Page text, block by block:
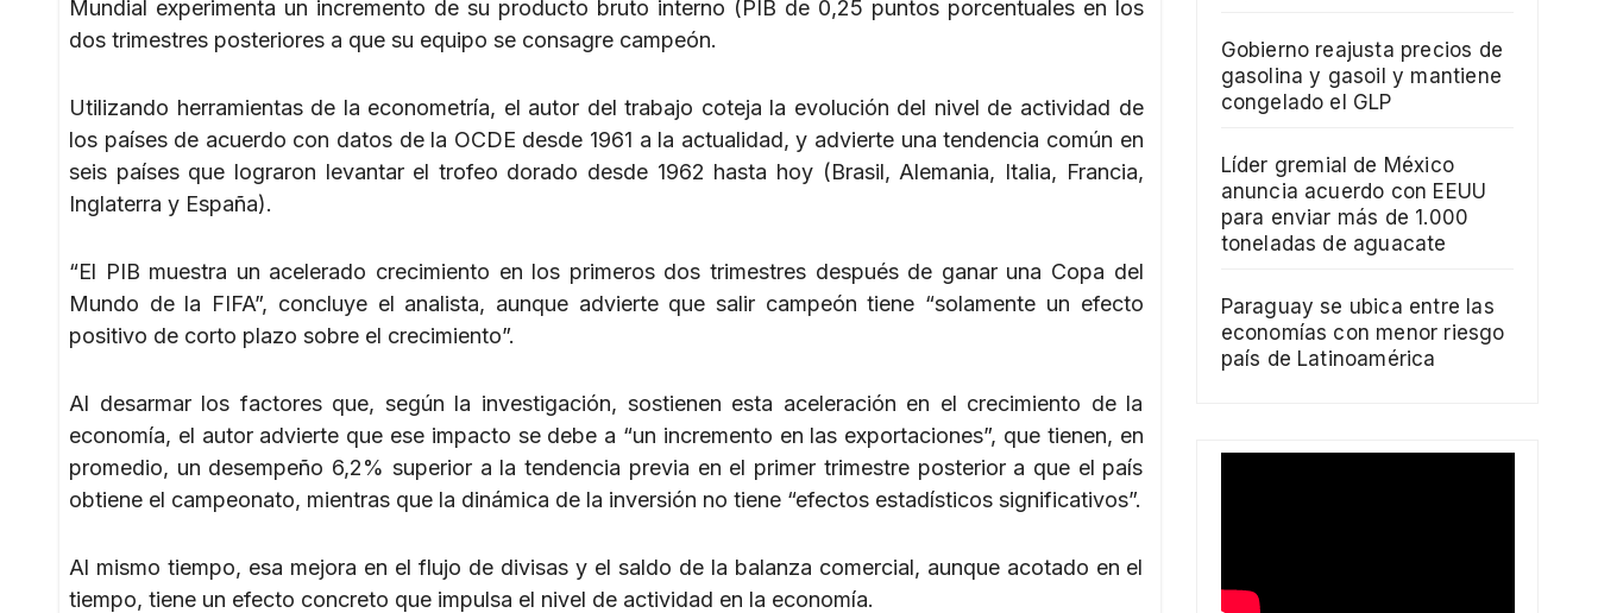
Mundial experimenta un incremento de su producto bruto interno (PIB de 0,25 puntos porcentuales en los
dos trimestres posteriores a que su equipo se consagre campeón.
Utilizando herramientas de la econometría, el autor del trabajo coteja la evolución del nivel de actividad de
los países de acuerdo con datos de la OCDE desde 1961 a la actualidad, y advierte una tendencia común en
seis países que lograron levantar el trofeo dorado desde 1962 hasta hoy (Brasil, Alemania, Italia, Francia,
Inglaterra y España).
“El PIB muestra un acelerado crecimiento en los primeros dos trimestres después de ganar una Copa del
Mundo de la FIFA”, concluye el analista, aunque advierte que salir campeón tiene “solamente un efecto
positivo de corto plazo sobre el crecimiento”.
Al desarmar los factores que, según la investigación, sostienen esta aceleración en el crecimiento de la
economía, el autor advierte que ese impacto se debe a “un incremento en las exportaciones”, que tienen, en
promedio, un desempeño 6,2% superior a la tendencia previa en el primer trimestre posterior a que el país
obtiene el campeonato, mientras que la dinámica de la inversión no tiene “efectos estadísticos significativos”.
Al mismo tiempo, esa mejora en el flujo de divisas y el saldo de la balanza comercial, aunque acotado en el
tiempo, tiene un efecto concreto que impulsa el nivel de actividad en la economía.
Gobierno reajusta precios de
gasolina y gasoil y mantiene
congelado el GLP
Líder gremial de México
anuncia acuerdo con EEUU
para enviar más de 1.000
toneladas de aguacate
Paraguay se ubica entre las
economías con menor riesgo
país de Latinoamérica